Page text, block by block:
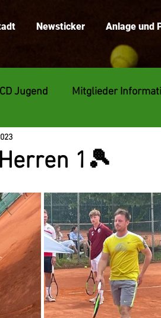
Newsticker Anlage und
Jugend Mitglieder
1🎾